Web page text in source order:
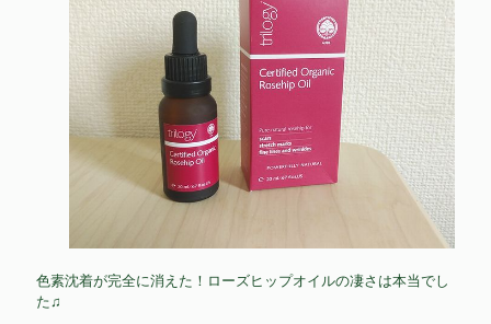
色素沈着が完全に消えた！ローズヒップオイルの凄さは本当でし
た♫